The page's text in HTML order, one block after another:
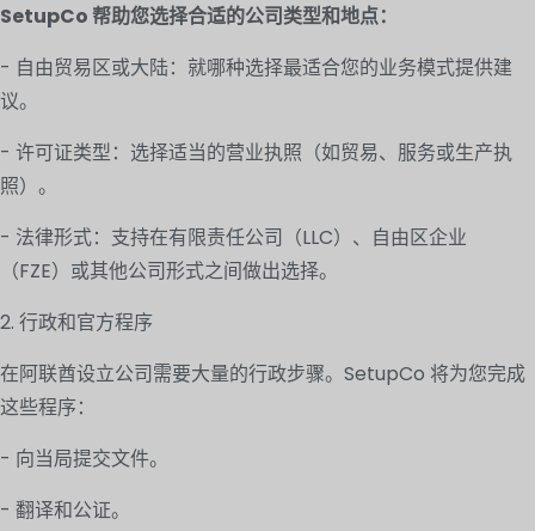
SetupCo 帮助您选择合适的公司类型和地点：
- 自由贸易区或大陆：就哪种选择最适合您的业务模式提供建
议。
- 许可证类型：选择适当的营业执照（如贸易、服务或生产执
照）。
- 法律形式：支持在有限责任公司（LLC）、自由区企业
（FZE）或其他公司形式之间做出选择。
2. 行政和官方程序
在阿联酋设立公司需要大量的行政步骤。SetupCo 将为您完成
这些程序：
- 向当局提交文件。
- 翻译和公证。